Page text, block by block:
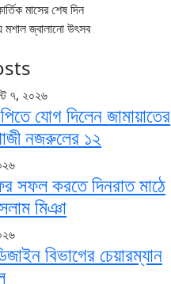
মাসের শেষ দিন
মশাল জ্বালানো উৎসব
৭, ২০২৬
যোগ দিলেন জামায়াতের
নজরুলের ১২
সফল করতে দিনরাত মাঠে
মিঞা
বিভাগের চেয়ারম্যান